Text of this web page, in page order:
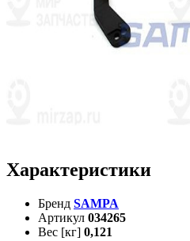
Характеристики
Бренд SAMPA
Артикул 034265
Вес [кг] 0,121